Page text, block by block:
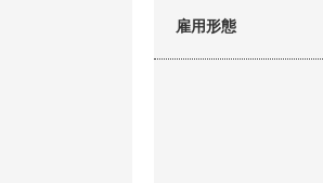
雇用形態